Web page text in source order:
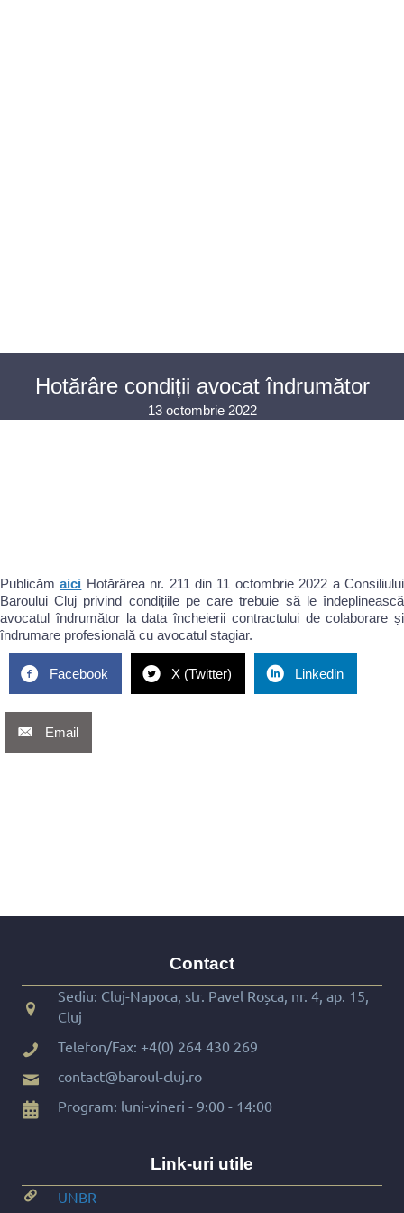
Hotărâre condiții avocat îndrumător
13 octombrie 2022
Publicămaici Hotărârea nr. 211 din 11 octombrie 2022 a Consiliului
Baroului Cluj privind condițiile pe care trebuie să le îndeplinească
avocatul îndrumător la data încheierii contractului de colaborare și
îndrumare profesională cu avocatul stagiar.
Facebook X (Twitter) Linkedin
Email
Contact
Sediu: Cluj-Napoca, str. Pavel Roșca, nr. 4, ap. 15,
Cluj
Telefon/Fax: +4(0) 264 430 269
contact@baroul-cluj.ro
Program: luni-vineri - 9:00 - 14:00
Link-uri utile
UNBR